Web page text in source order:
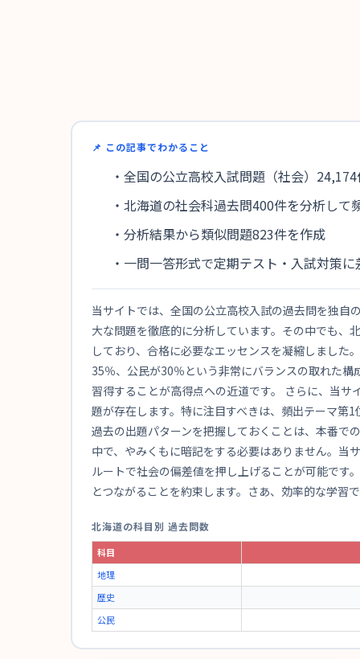
📌 この記事でわかること
・全国の公立高校入試問題（社会）
・北海道の社会科過去問400件を分析し
・分析結果から類似問題823件を作成
・一問一答形式で定期テスト・入試対策
当サイトでは、全国の公立高校入試の過去問を独自
大な問題を徹底的に分析しています。その中でも、
しており、合格に必要なエッセンスを凝縮しまし
35％、公民が30％という非常にバランスの取れた
習得することが高得点への近道です。 さらに、当
題が存在します。特に注目すべきは、頻出テーマ第
過去の出題パターンを把握しておくことは、本番で
中で、やみくもに暗記をする必要はありません。当
ルートで社会の偏差値を押し上げることが可能です
とつながることを約束します。さあ、効率的な学習
北海道の科目別 過去問数
科目
地理
歴史
公民